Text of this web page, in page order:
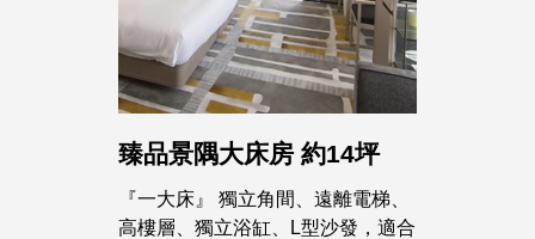
臻品景隅大床房 約14坪
『一大床』 獨立角間、遠離電梯、
高樓層、獨立浴缸、L型沙發，適合